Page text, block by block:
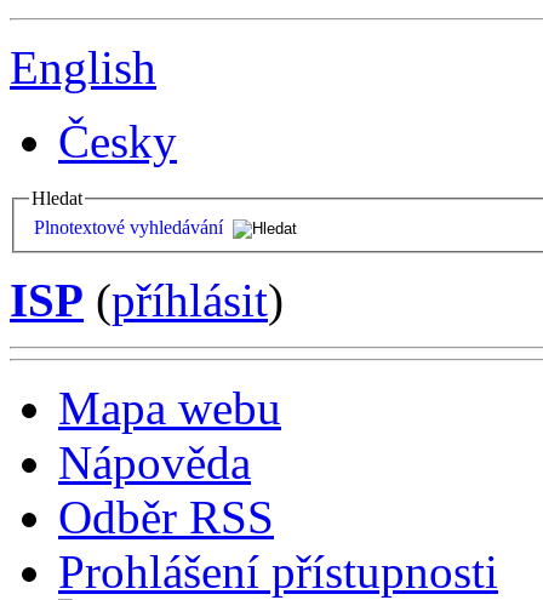
English
Česky
Hledat
Plnotextové vyhledávání
ISP (příhlásit)
Mapa webu
Nápověda
Odběr RSS
Prohlášení přístupnosti